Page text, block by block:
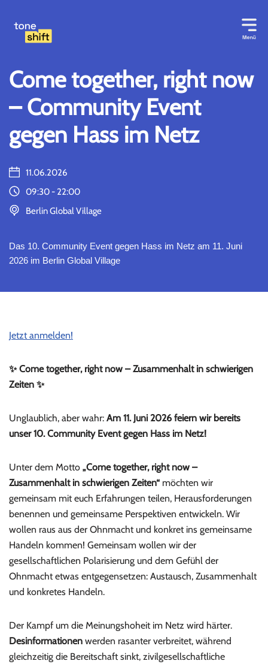
Zum
Inhalt
Come together, right now
– Community Event
gegen Hass im Netz
11.06.2026
09:30 - 22:00
Berlin Global Village
Das 10. Community Event gegen Hass im Netz am 11. Juni
2026 im Berlin Global Village
Jetzt anmelden!
✨ Come together, right now – Zusammenhalt in schwierigen
Zeiten ✨
Unglaublich, aber wahr: Am 11. Juni 2026 feiern wir bereits
unser 10. Community Event gegen Hass im Netz!
Unter dem Motto „Come together, right now –
Zusammenhalt in schwierigen Zeiten“ möchten wir
gemeinsam mit euch Erfahrungen teilen, Herausforderungen
benennen und gemeinsame Perspektiven entwickeln. Wir
wollen raus aus der Ohnmacht und konkret ins gemeinsame
Handeln kommen! Gemeinsam wollen wir der
gesellschaftlichen Polarisierung und dem Gefühl der
Ohnmacht etwas entgegensetzen: Austausch, Zusammenhalt
und konkretes Handeln.
Der Kampf um die Meinungshoheit im Netz wird härter.
Desinformationen werden rasanter verbreitet, während
gleichzeitig die Bereitschaft sinkt, zivilgesellschaftliche